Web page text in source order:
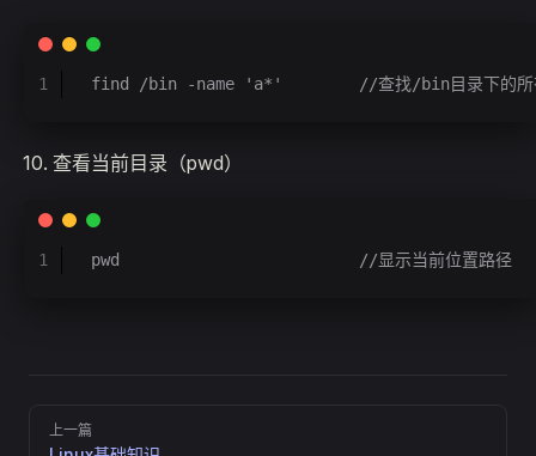
find /bin -name 'a*'        //查找/bin目录下的所有
1
查看当前目录（pwd）
pwd                         //显示当前位置路径
1
Pager
上一篇